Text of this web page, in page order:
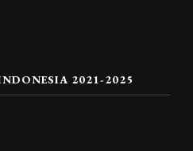
2021-2025